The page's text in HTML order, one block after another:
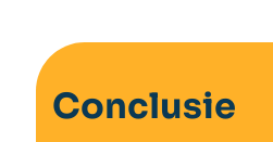
Conclusie